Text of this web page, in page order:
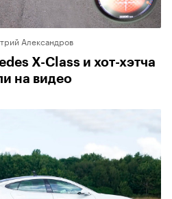
Александров
X-Class и хот-хэтча
на видео